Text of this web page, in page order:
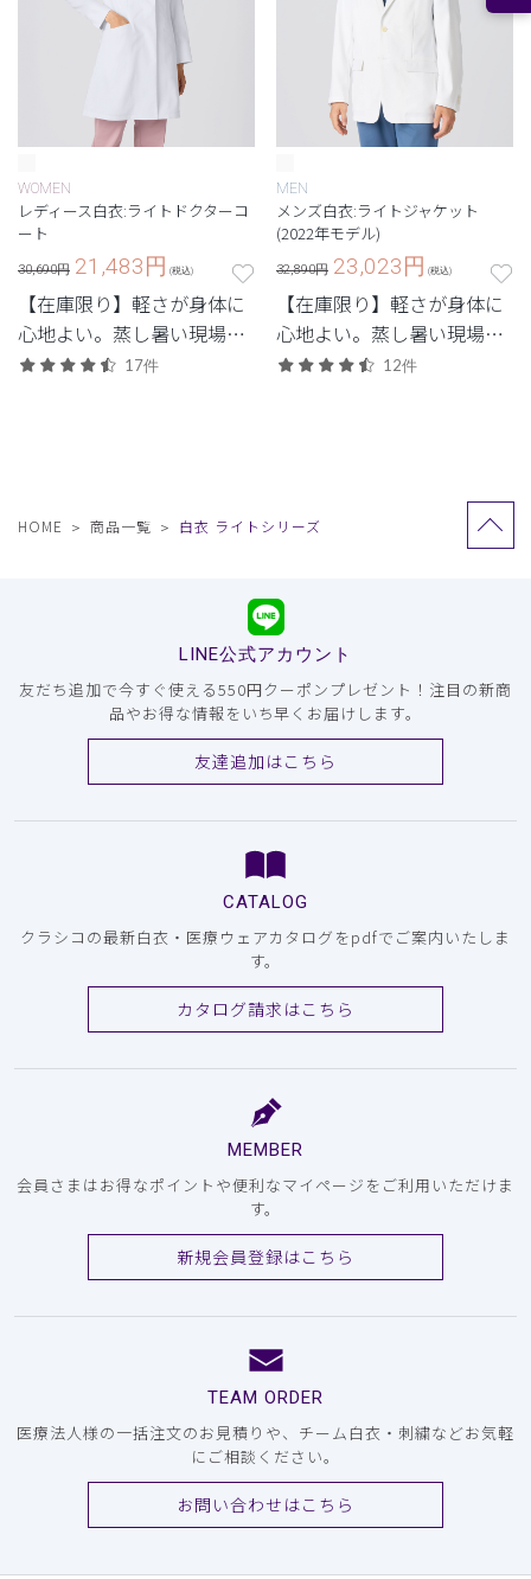
WOMEN
レディース白衣:ライトドクターコ
ート
30,690円 21,483円 (税込)
【在庫限り】軽さが身体に
心地よい。蒸し暑い現場で
重宝する軽量モデル。
17件
MEN
メンズ白衣:ライトジャケット
(2022年モデル)
32,890円 23,023円 (税込)
【在庫限り】軽さが身体に
心地よい。蒸し暑い現場で
重宝する軽量モデル。
12件
HOME 商品一覧 白衣 ライトシリーズ
LINE公式アカウント
友だち追加で今すぐ使える550円クーポンプレゼント！注目の新商
品やお得な情報をいち早くお届けします。
友達追加はこちら
CATALOG
クラシコの最新白衣・医療ウェアカタログをpdfでご案内いたしま
す。
カタログ請求はこちら
MEMBER
会員さまはお得なポイントや便利なマイページをご利用いただけま
す。
新規会員登録はこちら
TEAM ORDER
医療法人様の一括注文のお見積りや、チーム白衣・刺繍などお気軽
にご相談ください。
お問い合わせはこちら